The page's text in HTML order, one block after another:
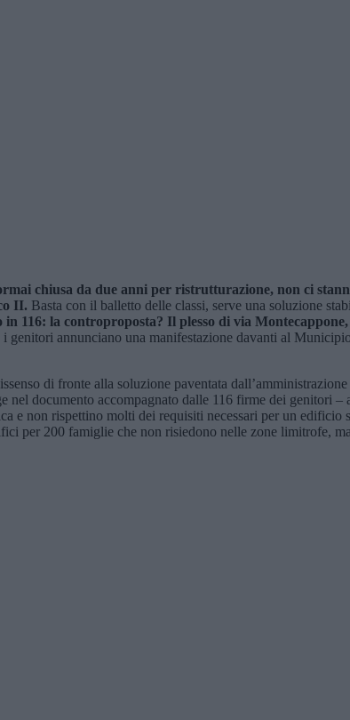
chiusa da due anni per ristrutturazione, non ci
II. Basta con il balletto delle classi, serve una soluzione
116: la controproposta? Il plesso di via
genitori annunciano una manifestazione davanti al
di fronte alla soluzione paventata
documento accompagnato dalle 116 firme dei genitori –
e non rispettino molti dei requisiti necessari per un edificio
per 200 famiglie che non risiedono nelle zone limitrofe,